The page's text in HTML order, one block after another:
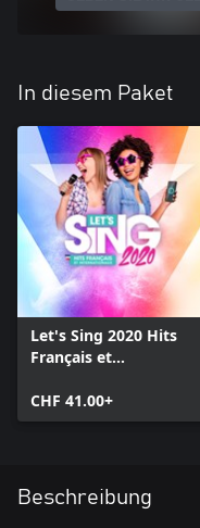
In diesem Paket
Let's Sing 2020 Hits
Français et
CHF 41.00+
Beschreibung